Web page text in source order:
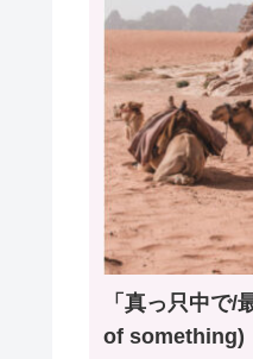
「真っ只中で
of something)